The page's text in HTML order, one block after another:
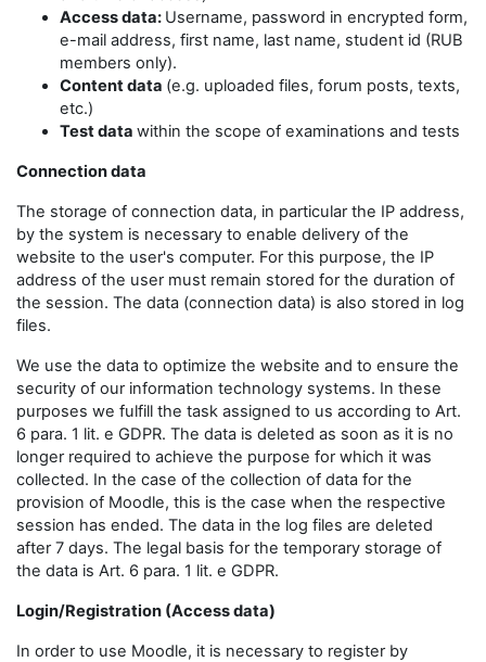
Access data: Username, password in encrypted form,
e-mail address, first name, last name, student id (RUB
members only).
Content data (e.g. uploaded files, forum posts, texts,
etc.)
Test data within the scope of examinations and tests
Connection data
The storage of connection data, in particular the IP address,
by the system is necessary to enable delivery of the
website to the user's computer. For this purpose, the IP
address of the user must remain stored for the duration of
the session. The data (connection data) is also stored in log
files.
We use the data to optimize the website and to ensure the
security of our information technology systems. In these
purposes we fulfill the task assigned to us according to Art.
6 para. 1 lit. e GDPR. The data is deleted as soon as it is no
longer required to achieve the purpose for which it was
collected. In the case of the collection of data for the
provision of Moodle, this is the case when the respective
session has ended. The data in the log files are deleted
after 7 days. The legal basis for the temporary storage of
the data is Art. 6 para. 1 lit. e GDPR.
Login/Registration (Access data)
In order to use Moodle, it is necessary to register by